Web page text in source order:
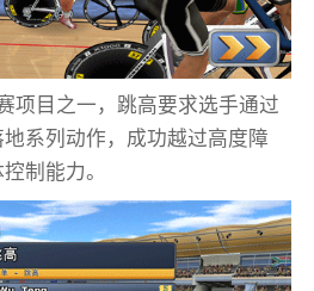
项目之一，跳高要求选手通过
系列动作，成功越过高度障
制能力。